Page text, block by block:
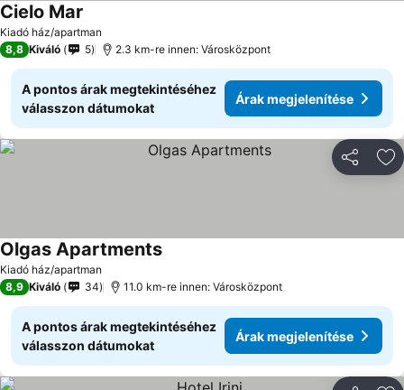
Kiadó ház/apartman
Cielo Mar
8,8 Kiváló 5 2.3 km-re innen: Városközpont
A pontos árak megtekintéséhez
válasszon dátumokat
Árak megjelenítése
Kiadó ház/apartman
Olgas Apartments
8,9 Kiváló 34 11.0 km-re innen: Városközpont
A pontos árak megtekintéséhez
válasszon dátumokat
Árak megjelenítése